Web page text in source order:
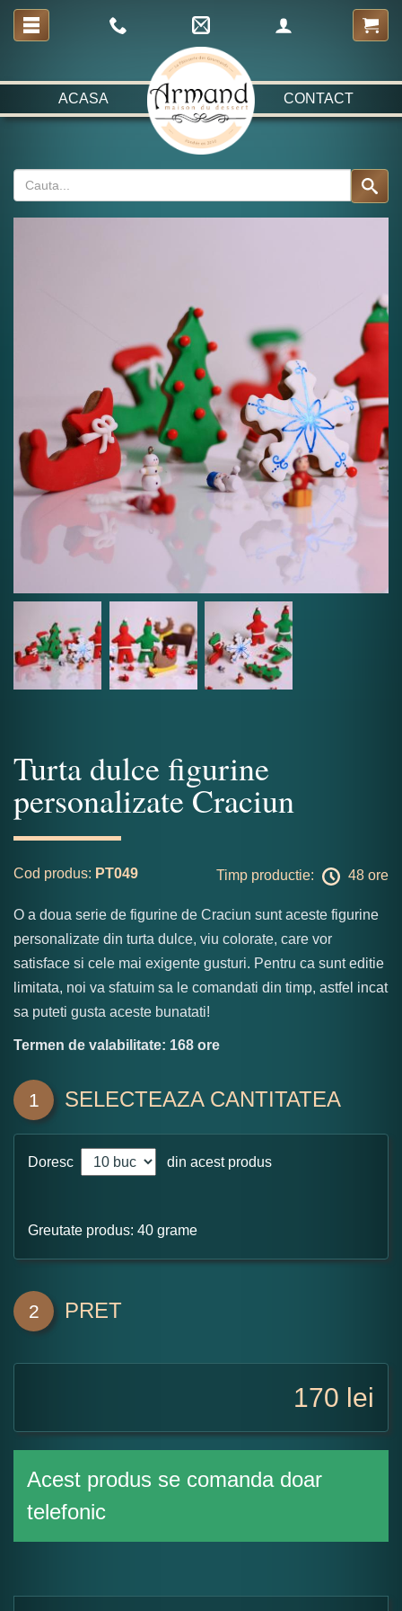
ACASA CONTACT
Turta dulce figurine
personalizate Craciun
Cod produs: PT049 Timp productie: 48 ore
O a doua serie de figurine de Craciun sunt aceste figurine
personalizate din turta dulce, viu colorate, care vor
satisface si cele mai exigente gusturi. Pentru ca sunt editie
limitata, noi va sfatuim sa le comandati din timp, astfel incat
sa puteti gusta aceste bunatati!
Termen de valabilitate: 168 ore
1 SELECTEAZA CANTITATEA
Doresc din acest produs
Greutate produs: 40 grame
2 PRET
170 lei
Acest produs se comanda doar
telefonic